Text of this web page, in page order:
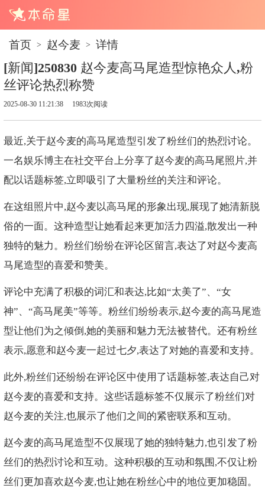
首页 > 赵今麦 > 详情
[新闻]250830 赵今麦高马尾造型惊艳众人,粉
丝评论热烈称赞
2025-08-30 11:21:38 1983次阅读
最近,关于赵今麦的高马尾造型引发了粉丝们的热烈讨论。
一名娱乐博主在社交平台上分享了赵今麦的高马尾照片,并
配以话题标签,立即吸引了大量粉丝的关注和评论。
在这组照片中,赵今麦以高马尾的形象出现,展现了她清新脱
俗的一面。这种造型让她看起来更加活力四溢,散发出一种
独特的魅力。粉丝们纷纷在评论区留言,表达了对赵今麦高
马尾造型的喜爱和赞美。
评论中充满了积极的词汇和表达,比如“太美了”、“女
神”、“高马尾美”等等。粉丝们纷纷表示,赵今麦的高马尾造
型让他们为之倾倒,她的美丽和魅力无法被替代。还有粉丝
表示,愿意和赵今麦一起过七夕,表达了对她的喜爱和支持。
此外,粉丝们还纷纷在评论区中使用了话题标签,表达自己对
赵今麦的喜爱和支持。这些话题标签不仅展示了粉丝们对
赵今麦的关注,也展示了他们之间的紧密联系和互动。
赵今麦的高马尾造型不仅展现了她的独特魅力,也引发了粉
丝们的热烈讨论和互动。这种积极的互动和氛围,不仅让粉
丝们更加喜欢赵今麦,也让她在粉丝心中的地位更加稳固。